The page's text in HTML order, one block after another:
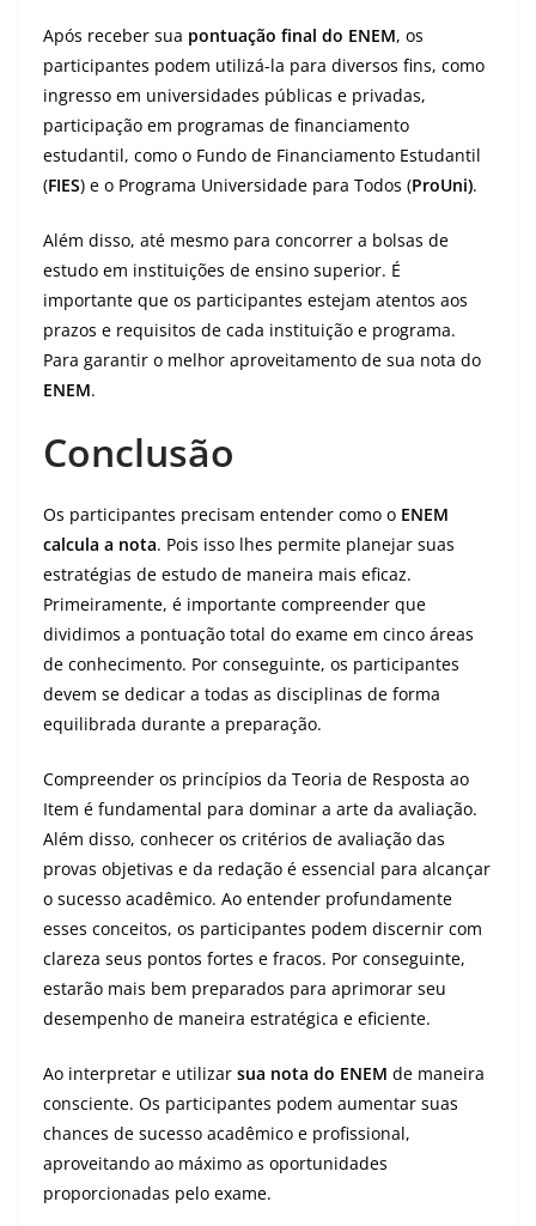
Após receber sua pontuação final do ENEM, os
participantes podem utilizá-la para diversos fins, como
ingresso em universidades públicas e privadas,
participação em programas de financiamento
estudantil, como o Fundo de Financiamento Estudantil
(FIES) e o Programa Universidade para Todos (ProUni).
Além disso, até mesmo para concorrer a bolsas de
estudo em instituições de ensino superior. É
importante que os participantes estejam atentos aos
prazos e requisitos de cada instituição e programa.
Para garantir o melhor aproveitamento de sua nota do
ENEM.
Conclusão
Os participantes precisam entender como o ENEM
calcula a nota. Pois isso lhes permite planejar suas
estratégias de estudo de maneira mais eficaz.
Primeiramente, é importante compreender que
dividimos a pontuação total do exame em cinco áreas
de conhecimento. Por conseguinte, os participantes
devem se dedicar a todas as disciplinas de forma
equilibrada durante a preparação.
Compreender os princípios da Teoria de Resposta ao
Item é fundamental para dominar a arte da avaliação.
Além disso, conhecer os critérios de avaliação das
provas objetivas e da redação é essencial para alcançar
o sucesso acadêmico. Ao entender profundamente
esses conceitos, os participantes podem discernir com
clareza seus pontos fortes e fracos. Por conseguinte,
estarão mais bem preparados para aprimorar seu
desempenho de maneira estratégica e eficiente.
Ao interpretar e utilizar sua nota do ENEM de maneira
consciente. Os participantes podem aumentar suas
chances de sucesso acadêmico e profissional,
aproveitando ao máximo as oportunidades
proporcionadas pelo exame.